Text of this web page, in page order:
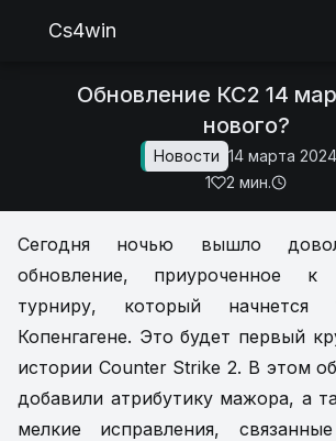
Cs4win
Обновление КС2 14
нового?
Новости 14 марта 2024
1
2 мин.
Сегодня ночью вышло
обновление, приуроченное к
турниру, который
Копенгагене. Это будет первый
истории Counter Strike 2. В этом
добавили атрибутику мажора, а
мелкие исправления,